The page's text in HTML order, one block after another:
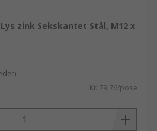
Lys zink Sekskantet Stål, M12 x
Kr. 79,76/pose